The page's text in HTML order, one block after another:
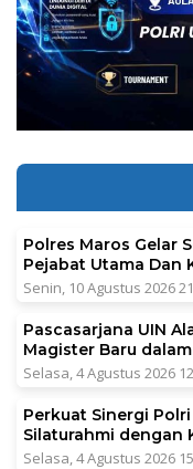
Polres Maros Gelar
Pejabat Utama Dan
Senin, 10 Agustus 2026
Pascasarjana UIN
Magister Baru
Selasa, 4 Agustus 2026
Perkuat Sinergi
Silaturahmi dengan
Selasa, 4 Agustus 2026